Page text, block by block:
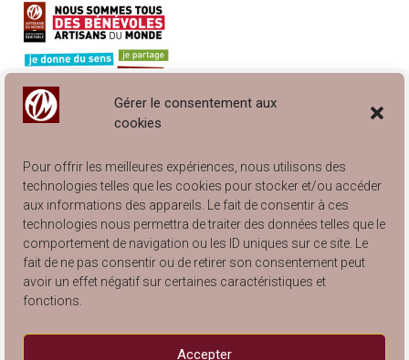
Gérer le consentement aux
cookies
Pour offrir les meilleures expériences, nous utilisons des
technologies telles que les cookies pour stocker et/ou accéder
aux informations des appareils. Le fait de consentir à ces
technologies nous permettra de traiter des données telles que le
comportement de navigation ou les ID uniques sur ce site. Le
fait de ne pas consentir ou de retirer son consentement peut
avoir un effet négatif sur certaines caractéristiques et
fonctions.
Accepter
Engagé à Lyon… et à Villeurbanne !
Catalogue Articles de Rangement 2025
Catalogue Arts de la Table 2025
Catalogue Articles de Décoration 2025